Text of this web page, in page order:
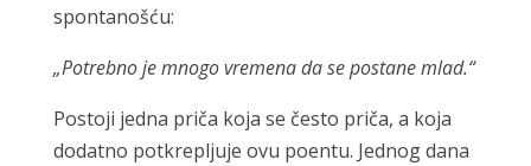
spontanošću:
„Potrebno je mnogo vremena da se postane mlad.“
Postoji jedna priča koja se često priča, a koja
dodatno potkrepljuje ovu poentu. Jednog dana